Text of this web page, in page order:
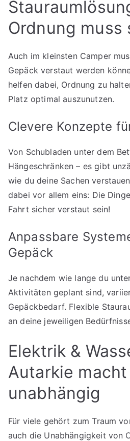
Ordnung muss
Auch im kleinsten Camper
Gepäck verstaut werden
helfen dabei, Ordnung zu
Platz optimal auszunutzen.
Clevere Konzepte
Von Schubladen unter dem
Hängeschränken – es gibt
wie du deine Sachen
dabei vor allem eins: Die
Fahrt sicher verstaut sein!
Anpassbare
Gepäck
Je nachdem wie lange du
Aktivitäten geplant sind,
Gepäckbedarf. Flexible
an deine jeweiligen
Elektrik &
Autarkie macht
unabhängig
Für viele gehört zum Traum
auch die Unabhängigkeit von